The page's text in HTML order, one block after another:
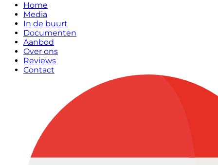
Home
Media
In de buurt
Documenten
Aanbod
Over ons
Reviews
Contact